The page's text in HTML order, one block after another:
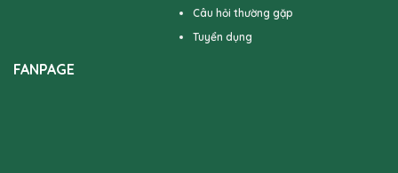
Câu hỏi thường gặp
Tuyển dụng
FANPAGE